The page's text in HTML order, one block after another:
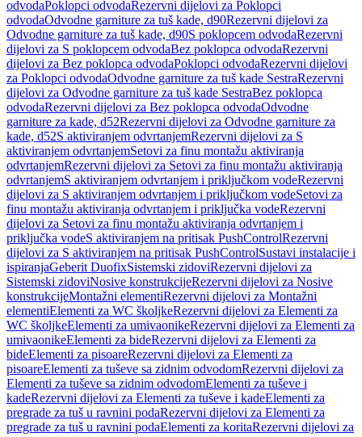
odvodaPoklopci odvodaRezervni dijelovi za Poklopci
odvodaOdvodne garniture za tuš kade, d90Rezervni dijelovi za
Odvodne garniture za tuš kade, d90S poklopcem odvodaRezervni
dijelovi za S poklopcem odvodaBez poklopca odvodaRezervni
dijelovi za Bez poklopca odvodaPoklopci odvodaRezervni dijelovi
za Poklopci odvodaOdvodne garniture za tuš kade SestraRezervni
dijelovi za Odvodne garniture za tuš kade SestraBez poklopca
odvodaRezervni dijelovi za Bez poklopca odvodaOdvodne
garniture za kade, d52Rezervni dijelovi za Odvodne garniture za
kade, d52S aktiviranjem odvrtanjemRezervni dijelovi za S
aktiviranjem odvrtanjemSetovi za finu montažu aktiviranja
odvrtanjemRezervni dijelovi za Setovi za finu montažu aktiviranja
odvrtanjemS aktiviranjem odvrtanjem i priključkom vodeRezervni
dijelovi za S aktiviranjem odvrtanjem i priključkom vodeSetovi za
finu montažu aktiviranja odvrtanjem i priključka vodeRezervni
dijelovi za Setovi za finu montažu aktiviranja odvrtanjem i
priključka vodeS aktiviranjem na pritisak PushControlRezervni
dijelovi za S aktiviranjem na pritisak PushControlSustavi instalacije i
ispiranjaGeberit DuofixSistemski zidoviRezervni dijelovi za
Sistemski zidoviNosive konstrukcijeRezervni dijelovi za Nosive
konstrukcijeMontažni elementiRezervni dijelovi za Montažni
elementiElementi za WC školjkeRezervni dijelovi za Elementi za
WC školjkeElementi za umivaonikeRezervni dijelovi za Elementi za
umivaonikeElementi za bideRezervni dijelovi za Elementi za
bideElementi za pisoareRezervni dijelovi za Elementi za
pisoareElementi za tuševe sa zidnim odvodomRezervni dijelovi za
Elementi za tuševe sa zidnim odvodomElementi za tuševe i
kadeRezervni dijelovi za Elementi za tuševe i kadeElementi za
pregrade za tuš u ravnini podaRezervni dijelovi za Elementi za
pregrade za tuš u ravnini podaElementi za koritaRezervni dijelovi za